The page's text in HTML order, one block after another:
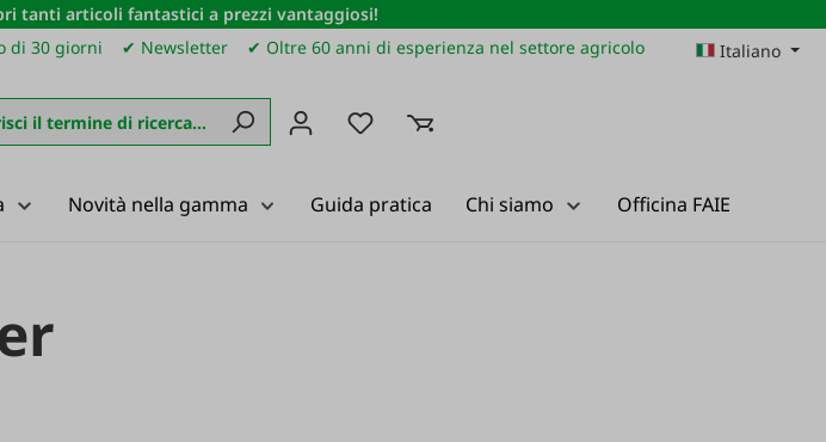
tanti articoli fantastici a prezzi vantaggiosi!
di 30 giorni ✔ Newsletter ✔ Oltre 60 anni di esperienza nel settore agricolo Italiano
Hai 0 articoli nella lista dei desideri
Novità nella gamma Guida pratica Chi siamo Officina FAIE